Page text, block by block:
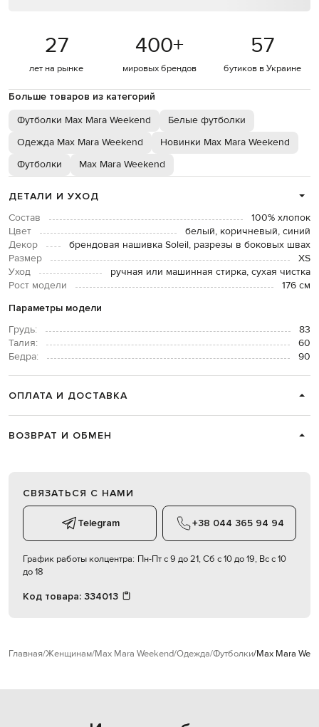
27
лет на рынке
400+
мировых брендов
57
бутиков в Украине
Больше товаров из категорий
Футболки Max Mara Weekend
Белые футболки
Одежда Max Mara Weekend
Новинки Max Mara Weekend
Футболки
Max Mara Weekend
ДЕТАЛИ И УХОД
Состав
100% хлопок
Цвет
белый, коричневый, синий
Декор
брендовая нашивка Soleil, разрезы в боковых швах
Размер
XS
Уход
ручная или машинная стирка, сухая чистка
Рост модели
176 см
Параметры модели
Грудь:
83
Талия:
60
Бедра:
90
ОПЛАТА И ДОСТАВКА
ВОЗВРАТ И ОБМЕН
СВЯЗАТЬСЯ С НАМИ
Telegram +38 044 365 94 94
График работы колцентра: Пн-Пт с 9 до 21, Сб с 10 до 19, Вс с 10
до 18
Код товара: 334013
Главная Женщинам Max Mara Weekend Одежда Футболки Max Mara